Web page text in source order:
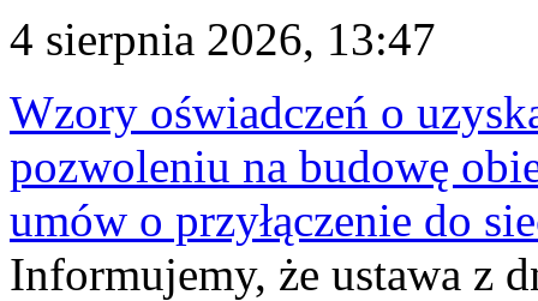
4 sierpnia 2026, 13:47
Wzory oświadczeń o
pozwoleniu na budowę
umów o przyłączenie do
Informujemy, że ustawa z